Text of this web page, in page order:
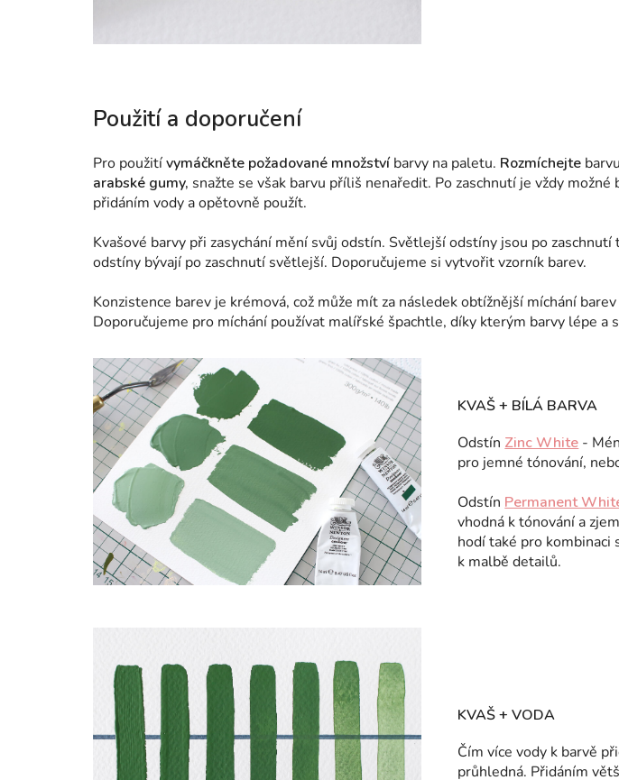
Použití a doporučení
Pro použitívymáčkněte požadované množstvíbarvy na paletu. Rozmíchejte
arabské gumy, snažte se však barvu příliš nenaředit. Po zaschnutí je vždy možné
přidáním vody a opětovně použít.
Kvašové barvy při zasychání mění svůj odstín. Světlejší odstíny jsou po zaschnutí
odstíny bývají po zaschnutí světlejší. Doporučujeme si vytvořit vzorník barev.
Konzistence barev je krémová, což může mít za následek obtížnější míchání
Doporučujeme pro míchání používat malířské špachtle, díky kterým barvy lépe a
KVAŠ + BÍLÁ BARVA
Odstín Zinc White -
pro jemné tónování,
Odstín Permanent
vhodná k tónování a
hodí také pro kombinaci
k malbě detailů.
KVAŠ + VODA
Čím více vody k barvě
průhledná. Přidáním